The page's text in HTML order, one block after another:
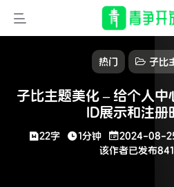
热门 子比
子比主题美化 – 给个人
ID展示和注册
22字 1分钟 2024-08-
该作者已发布